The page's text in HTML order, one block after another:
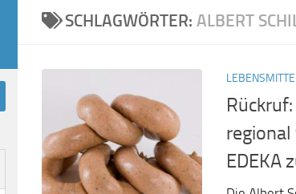
SCHLAGWÖRTER: ALBERT
EDEKA